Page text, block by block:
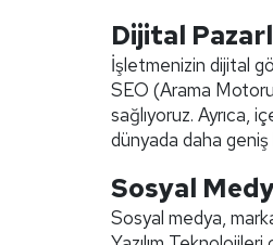
Dijital
İşletmenizin dijital
SEO (Arama
sağlıyoruz. Ayrıca,
dünyada daha geniş
Sosyal
Sosyal medya,